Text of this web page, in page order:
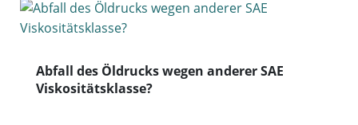
Abfall des Öldrucks wegen anderer SAE
Viskositätsklasse?